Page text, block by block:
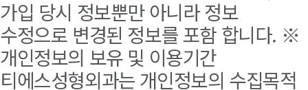
가입 당시 정보뿐만 아니라 정보
수정으로 변경된 정보를 포함 합니다. ※
개인정보의 보유 및 이용기간
티에스성형외과는 개인정보의 수집목적